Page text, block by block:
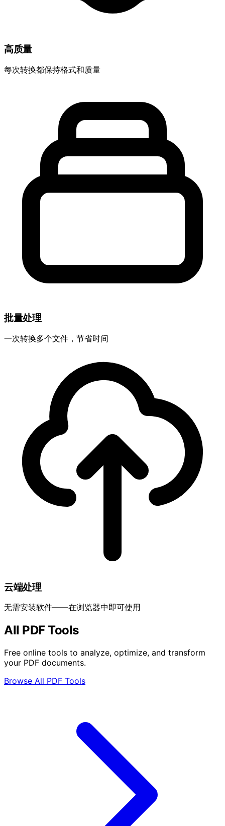
高质量
每次转换都保持格式和质量
批量处理
一次转换多个文件，节省时间
云端处理
无需安装软件——在浏览器中即可使用
All PDF Tools
Free online tools to analyze, optimize, and transform
your PDF documents.
Browse All PDF Tools